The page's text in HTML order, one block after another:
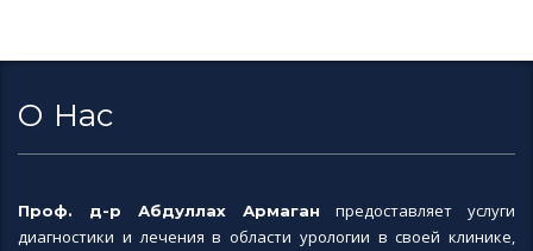
О Нас
Проф. д-р Абдуллах Армаган
предоставляет услуги
диагностики и лечения в области урологии в своей клинике,